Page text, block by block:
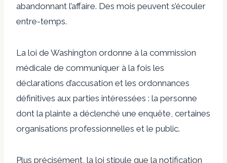
abandonnant l’affaire. Des mois peuvent s’écouler
entre-temps.
La loi de Washington ordonne à la commission
médicale de communiquer à la fois les
déclarations d’accusation et les ordonnances
définitives aux parties intéressées : la personne
dont la plainte a déclenché une enquête, certaines
organisations professionnelles et le public.
Plus précisément, la loi stipule que la notification